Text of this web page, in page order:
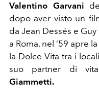
Valentino Garvani
dopo aver visto un
da Jean Dessés e
a Roma, nel ’59 apre
la Dolce Vita tra i
suo partner di
Giammetti.